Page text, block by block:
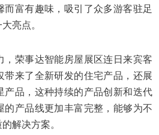
而富有趣味，吸引了众多游客驻足
亮点。
荣事达智能房屋展区连日来宾客
带来了全新研发的住宅产品，还展
产品，这种持续的产品创新和迭代
的产品线更加丰富完整，能够为不
解决方案。